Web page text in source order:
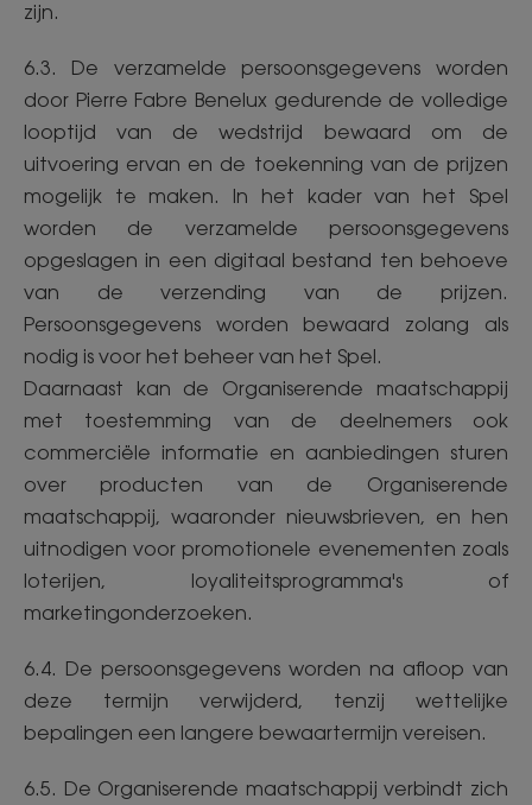
zijn.
6.3. De verzamelde persoonsgegevens worden
door Pierre Fabre Benelux gedurende de volledige
looptijd van de wedstrijd bewaard om de
uitvoering ervan en de toekenning van de prijzen
mogelijk te maken. In het kader van het Spel
worden de verzamelde persoonsgegevens
opgeslagen in een digitaal bestand ten behoeve
van de verzending van de prijzen.
Persoonsgegevens worden bewaard zolang als
nodig is voor het beheer van het Spel.
Daarnaast kan de Organiserende maatschappij
met toestemming van de deelnemers ook
commerciële informatie en aanbiedingen sturen
over producten van de Organiserende
maatschappij, waaronder nieuwsbrieven, en hen
uitnodigen voor promotionele evenementen zoals
loterijen, loyaliteitsprogramma's of
marketingonderzoeken.
6.4. De persoonsgegevens worden na afloop van
deze termijn verwijderd, tenzij wettelijke
bepalingen een langere bewaartermijn vereisen.
6.5. De Organiserende maatschappij verbindt zich